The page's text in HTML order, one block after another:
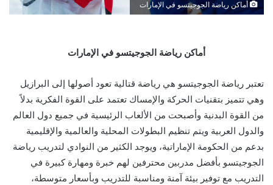
أماكن رياضة الجوجيتسو في الإمارات
أماكن رياضة الجوجيتسو في الإمارات
تعتبر رياضة الجوجيتسو هي رياضة قتالية تعود أصولها إلى البرازيل
وهي تتميز بتقنيات الحركة والإمساك تعتمد على القوة الفكرية بدلاً
من القوة البدنية وأصبحت من الألعاب الرئيسية في جميع دول العالم
والدول العربية ويتم تنظيم البطولات المحلية والعالمية والإقليمية
بدعم من الحكومة الإماراتية، ويوجد الكثير من النوادي لتدريب رياضة
الجوجيتسو بأفضل مدربين محترفين لهم خبرة ومهارة كبيرة في
التدريب مع توفير بيئة آمنة ومناسبة للتدريب وبأسعار متوسطة،